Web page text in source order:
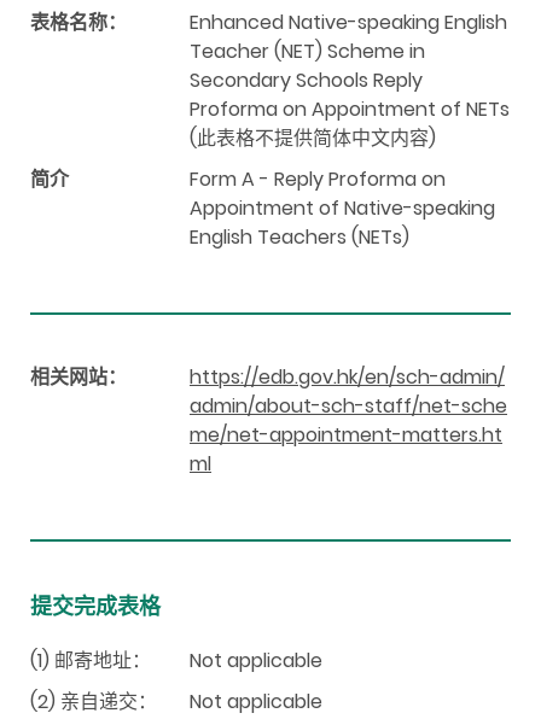
表格名称：
Enhanced Native-speaking English
Teacher (NET) Scheme in
Secondary Schools Reply
Proforma on Appointment of NETs
(此表格不提供简体中文内容)
简介
Form A - Reply Proforma on
Appointment of Native-speaking
English Teachers (NETs)
相关网站：
https://edb.gov.hk/en/sch-admin/
admin/about-sch-staff/net-sche
me/net-appointment-matters.ht
ml
提交完成表格
(1) 邮寄地址：
Not applicable
(2) 亲自递交：
Not applicable